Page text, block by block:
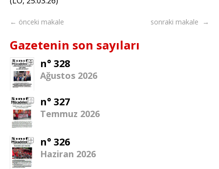
← önceki makale sonraki makale →
Gazetenin son sayıları
n° 328
Ağustos 2026
n° 327
Temmuz 2026
n° 326
Haziran 2026